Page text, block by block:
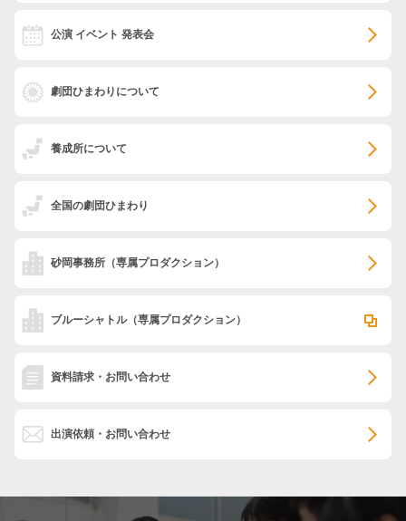
公演 イベント 発表会
劇団ひまわりについて
養成所について
全国の劇団ひまわり
砂岡事務所 （専属プロダクション）
ブルーシャトル（専属プロダクション）
資料請求・お問い合わせ
出演依頼・お問い合わせ